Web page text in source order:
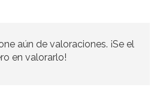
3,95€ 3,50€
aún de valoraciones. ¡Se el
en valorarlo!